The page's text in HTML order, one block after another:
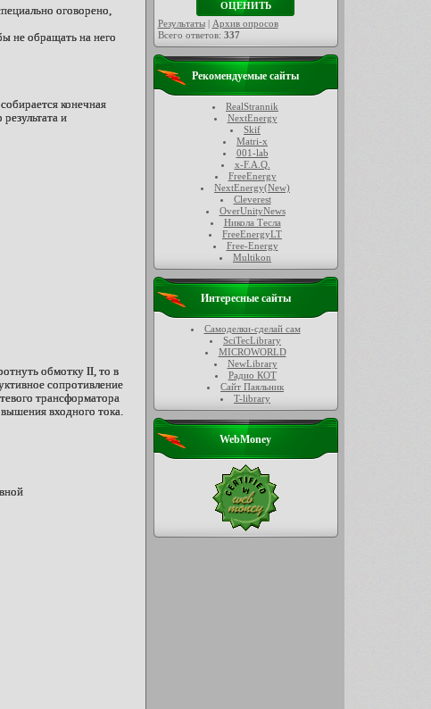
оговорено,
не обращать на него
конечная
и
обмотку II, то в
сопротивление
трансформатора
входного тока.
Результаты| Архив опросов
Всего ответов: 337
Рекомендуемые сайты
RealStrannik
NextEnergy
Skif
Matri-x
001-lab
x-F.A.Q.
FreeEnergy
NextEnergy(New)
Cleverest
OverUnityNews
Никола Тесла
FreeEnergyLT
Free-Energy
Multikon
Интересные сайты
Самоделки-сделай сам
SciTecLibrary
MICROWORLD
NewLibrary
Радио КОТ
Сайт Паяльник
T-library
WebMoney